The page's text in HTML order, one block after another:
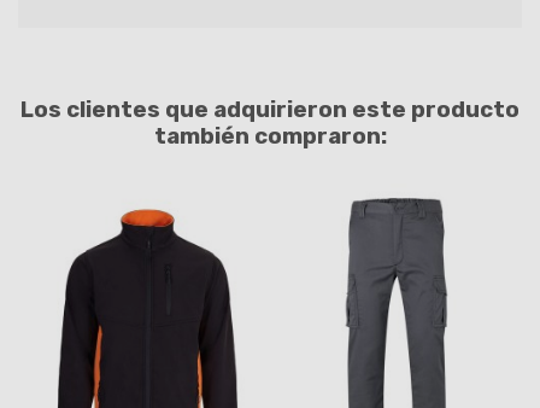
Los clientes que adquirieron este producto
también compraron: